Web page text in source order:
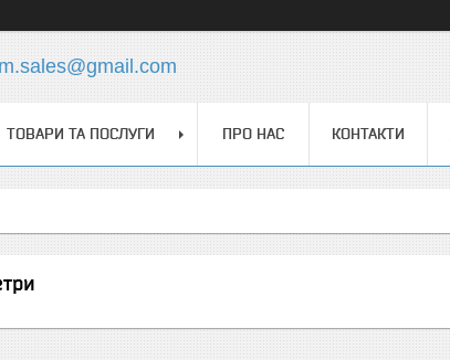
ТОВАРИ ТА ПОСЛУГИ ПРО НАС КОНТАКТИ